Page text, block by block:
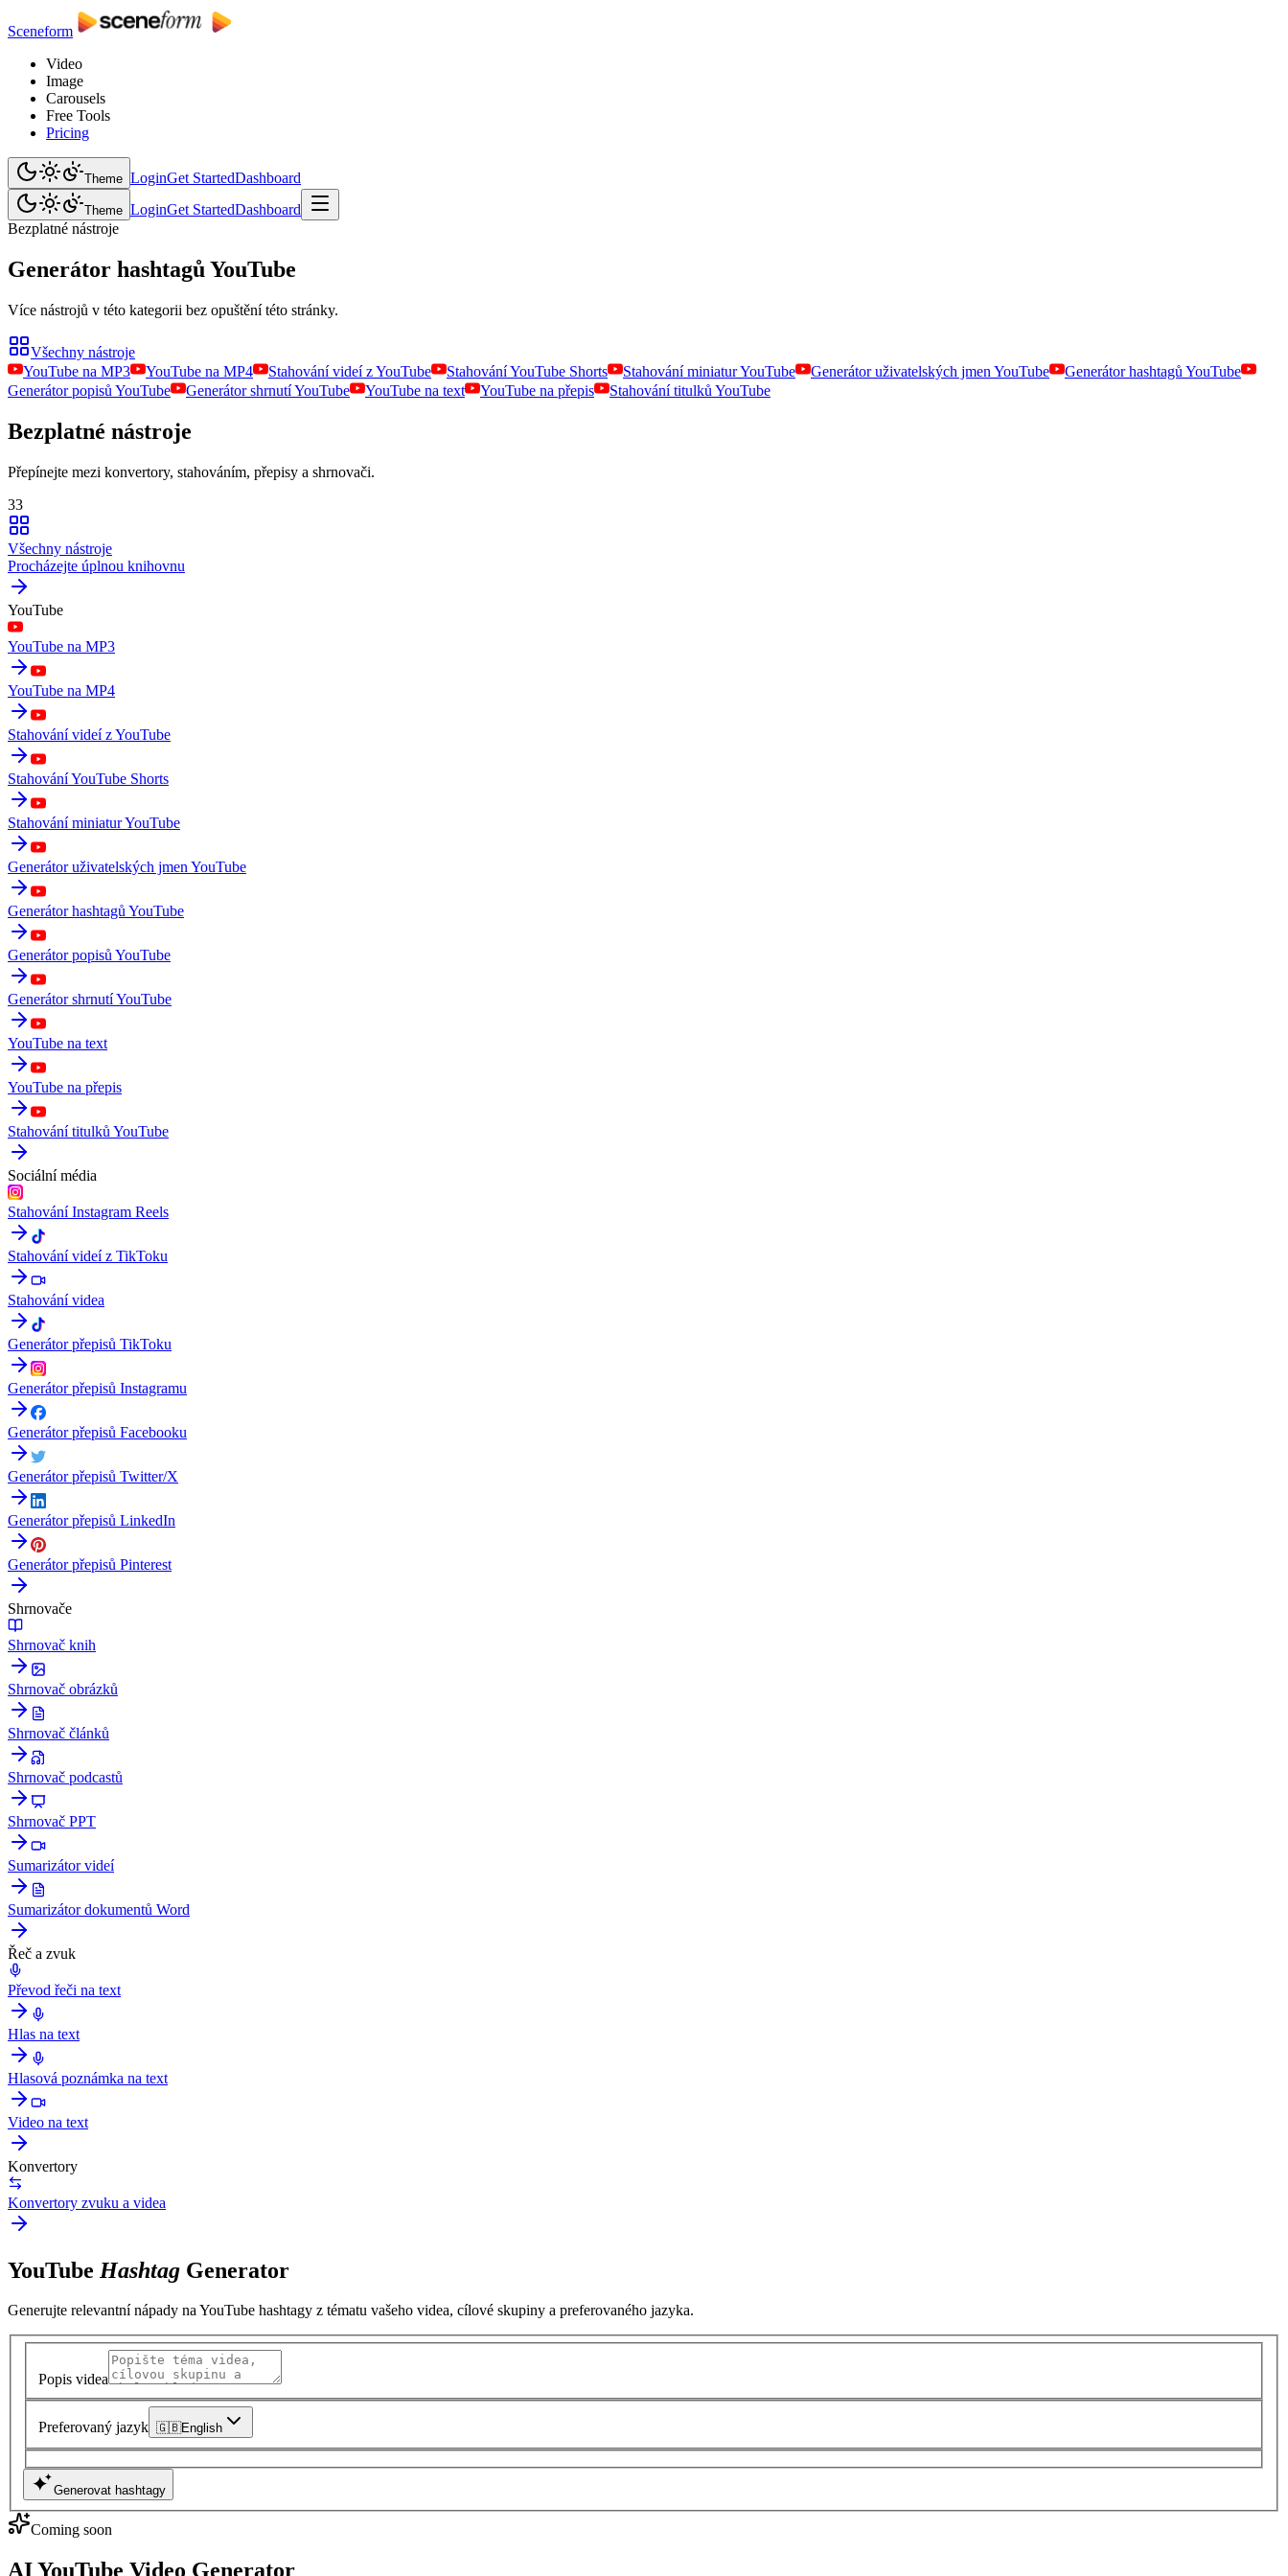
Sceneform
Video
Image
Carousels
Free Tools
Pricing
Theme LoginGet StartedDashboard
Theme LoginGet StartedDashboard
Bezplatné nástroje
Generátor hashtagů YouTube
Více nástrojů v této kategorii bez opuštění této stránky.
Všechny nástroje
YouTube na MP3
YouTube na MP4 Stahování videí z YouTube Stahování YouTube Shorts Stahování miniatur YouTube Generátor uživatelských jmen YouTube
Generátor hashtagů YouTube
Generátor popisů YouTube
Generátor shrnutí YouTube YouTube na text YouTube na přepis Stahování titulků YouTube
Bezplatné nástroje
Přepínejte mezi konvertory, stahováním, přepisy a shrnovači.
33
Všechny nástroje
Procházejte úplnou knihovnu
YouTube
YouTube na MP3
YouTube na MP4
Stahování videí z YouTube
Stahování YouTube Shorts
Stahování miniatur YouTube
Generátor uživatelských jmen YouTube
Generátor hashtagů YouTube
Generátor popisů YouTube
Generátor shrnutí YouTube
YouTube na text
YouTube na přepis
Stahování titulků YouTube
Sociální média
Stahování Instagram Reels
Stahování videí z TikToku
Stahování videa
Generátor přepisů TikToku
Generátor přepisů Instagramu
Generátor přepisů Facebooku
Generátor přepisů Twitter/X
Generátor přepisů LinkedIn
Generátor přepisů Pinterest
Shrnovače
Shrnovač knih
Shrnovač obrázků
Shrnovač článků
Shrnovač podcastů
Shrnovač PPT
Sumarizátor videí
Sumarizátor dokumentů Word
Řeč a zvuk
Převod řeči na text
Hlas na text
Hlasová poznámka na text
Video na text
Konvertory
Konvertory zvuku a videa
YouTube Hashtag Generator
Generujte relevantní nápady na YouTube hashtagy z tématu vašeho videa, cílové skupiny a preferovaného jazyka.
Popis videa
Preferovaný jazyk 🇬🇧English
Generovat hashtagy
Coming soon
AI YouTube Video Generator